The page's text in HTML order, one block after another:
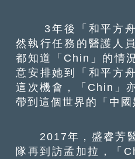
3年後「和平方舟
然執行任務的醫護人
都知道「Chin」的情
意安排她到「和平方
這次機會，「Chin」
帶到這個世界的「中國
2017年，盛睿芳醫
隊再到訪孟加拉，「